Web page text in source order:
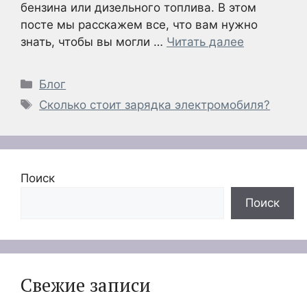
бензина или дизельного топлива. В этом
посте мы расскажем все, что вам нужно
знать, чтобы вы могли … Читать далее
Рубрики
Блог
Метки
Сколько стоит зарядка электромобиля?
Поиск
Поиск
Свежие записи